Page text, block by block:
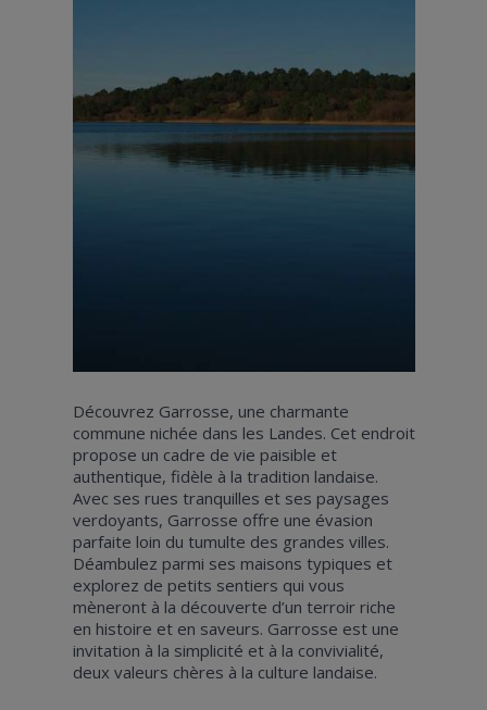
Découvrez Garrosse, une charmante
commune nichée dans les Landes. Cet endroit
propose un cadre de vie paisible et
authentique, fidèle à la tradition landaise.
Avec ses rues tranquilles et ses paysages
verdoyants, Garrosse offre une évasion
parfaite loin du tumulte des grandes villes.
Déambulez parmi ses maisons typiques et
explorez de petits sentiers qui vous
mèneront à la découverte d’un terroir riche
en histoire et en saveurs. Garrosse est une
invitation à la simplicité et à la convivialité,
deux valeurs chères à la culture landaise.